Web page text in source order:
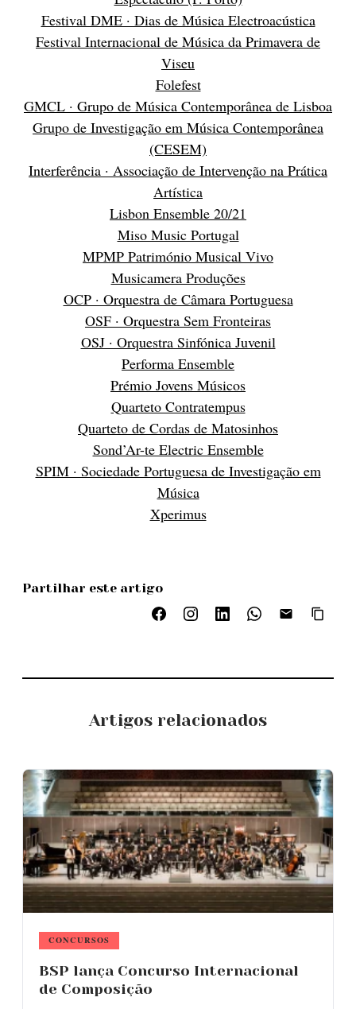
Festival DME · Dias de Música Electroacústica
Festival Internacional de Música da Primavera de
Viseu
Folefest
GMCL · Grupo de Música Contemporânea de Lisboa
Grupo de Investigação em Música Contemporânea
(CESEM)
Interferência · Associação de Intervenção na Prática
Artística
Lisbon Ensemble 20/21
Miso Music Portugal
MPMP Património Musical Vivo
Musicamera Produções
OCP · Orquestra de Câmara Portuguesa
OSF · Orquestra Sem Fronteiras
OSJ · Orquestra Sinfónica Juvenil
Performa Ensemble
Prémio Jovens Músicos
Quarteto Contratempus
Quarteto de Cordas de Matosinhos
Sond’Ar-te Electric Ensemble
SPIM · Sociedade Portuguesa de Investigação em
Música
Xperimus
Partilhar este artigo
Artigos relacionados
CONCURSOS
BSP lança Concurso Internacional
de Composição